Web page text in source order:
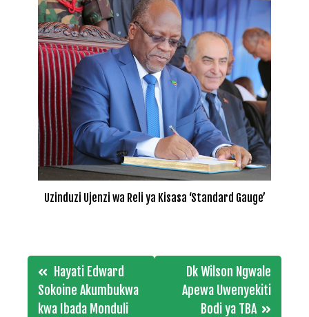
Uzinduzi Ujenzi wa Reli ya Kisasa ‘Standard Gauge’
Post
navigation
Hayati Edward
Sokoine Akumbukwa
kwa Ibada Monduli
Dk Wilson Ngwale
Apewa Uwenyekiti
Bodi ya TBA